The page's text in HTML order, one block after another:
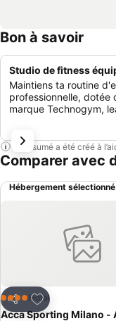
Bon à savoir
Studio de fitness
Maintiens ta routine
professionnelle, dotée
marque Technogym,
Ce résumé a été créé à
Comparer avec
Hébergement sélectionné
Partager
Ajouter à mes
4 ÉtoilesHôtel
Acca Sporting Milano -